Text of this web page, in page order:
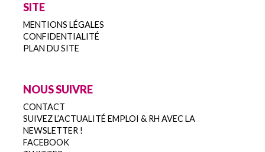
SITE
MENTIONS LÉGALES
CONFIDENTIALITÉ
PLAN DU SITE
NOUS SUIVRE
CONTACT
SUIVEZ L’ACTUALITÉ EMPLOI & RH AVEC LA
NEWSLETTER !
FACEBOOK